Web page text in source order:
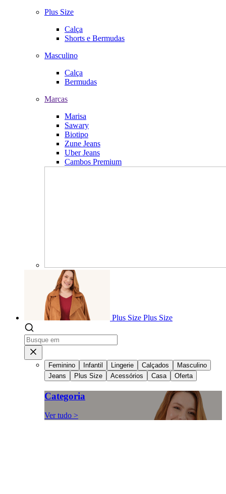
Plus Size
Calça
Shorts e Bermudas
Masculino
Calça
Bermudas
Marcas
Marisa
Sawary
Biotipo
Zune Jeans
Uber Jeans
Cambos Premium
Plus Size Plus Size
Feminino Infantil Lingerie Calçados
Masculino
Jeans
Plus Size Acessórios Casa Oferta
Categoria
Ver tudo >